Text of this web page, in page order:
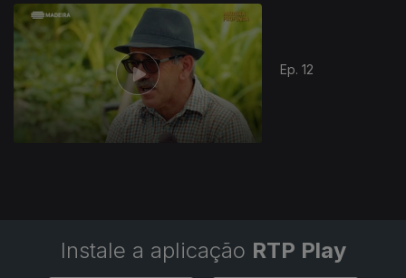
Ep. 12
Instale a aplicação RTP Play